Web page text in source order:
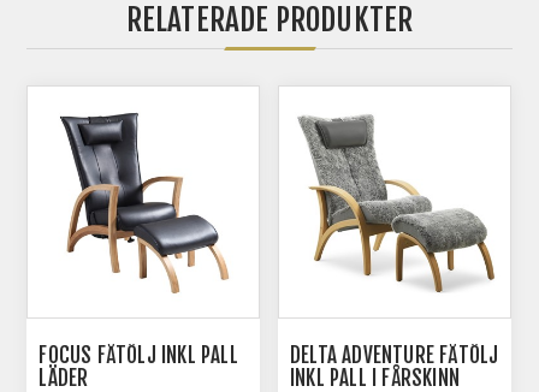
RELATERADE PRODUKTER
FOCUS FÅTÖLJ INKL PALL
LÄDER
DELTA ADVENTURE FÅTÖLJ
INKL PALL I FÅRSKINN